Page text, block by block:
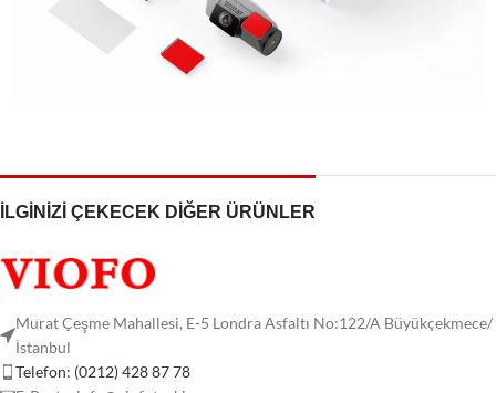
İLGİNİZİ ÇEKECEK DİĞER ÜRÜNLER
Murat Çeşme Mahallesi, E-5 Londra Asfaltı No:122/A Büyükçekmece/
İstanbul
Telefon: (0212) 428 87 78